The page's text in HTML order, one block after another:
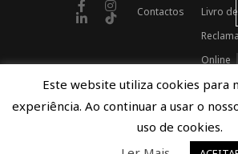
Contactos
Livro de
Online
Proudly developed by TauTau
Este website utiliza cookies para
experiência. Ao continuar a usar o
uso de cookies.